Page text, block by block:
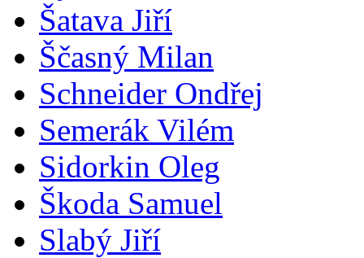
Šatava Jiří
Ščasný Milan
Schneider Ondřej
Semerák Vilém
Sidorkin Oleg
Škoda Samuel
Slabý Jiří